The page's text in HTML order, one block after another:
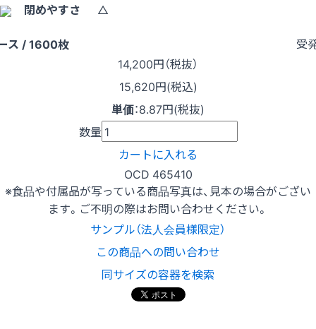
閉めやすさ
△
ス / 1600枚
受
14,200円（税抜）
15,620円(税込)
単価：8.87円(税抜)
数量
カートに入れる
OCD 465410
※食品や付属品が写っている商品写真は、見本の場合がござい
ます。ご不明の際はお問い合わせください。
サンプル（法人会員様限定）
この商品への問い合わせ
同サイズの容器を検索